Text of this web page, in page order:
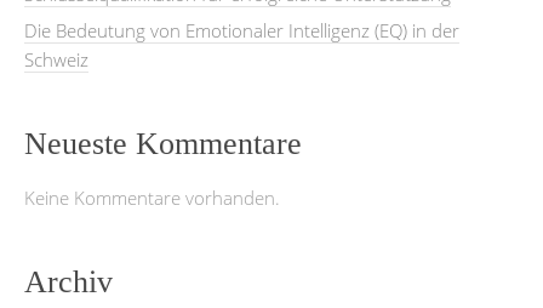
Die Bedeutung von Emotionaler Intelligenz (EQ) in der
Schweiz
Neueste Kommentare
Keine Kommentare vorhanden.
Archiv